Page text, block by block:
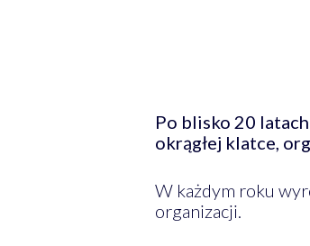
Po blisko 20
okrągłej klatce,
W każdym roku
organizacji.